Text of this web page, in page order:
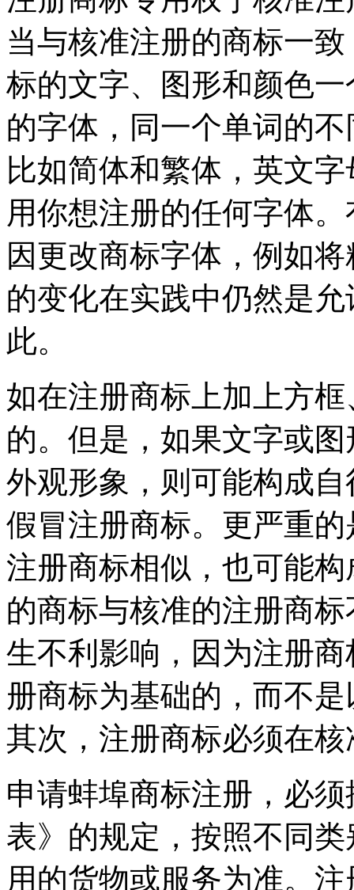
当与核准注册的商标一
标的文字、图形和颜色
的字体，同一个单词的
比如简体和繁体，英文
用你想注册的任何字体
因更改商标字体，例如
的变化在实践中仍然是
此。
如在注册商标上加上方
的。但是，如果文字或
外观形象，则可能构成
假冒注册商标。更严重
注册商标相似，也可能
的商标与核准的注册商
生不利影响，因为注册
册商标为基础的，而不
其次，注册商标必须在
申请蚌埠商标注册，必
表》的规定，按照不同
用的货物或服务为准。